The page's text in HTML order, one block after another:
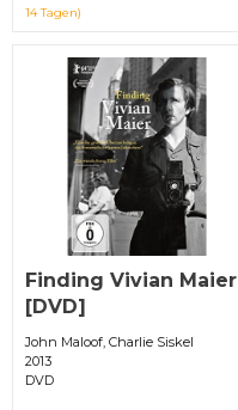
14 Tagen)
Finding Vivian Maier
[DVD]
John Maloof, Charlie Siskel
2013
DVD